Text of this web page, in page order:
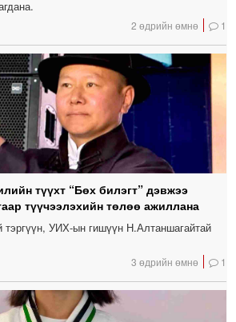
2 өдрийн өмнө 1
түүхт “Бөх билэгт” дэвжээ
түүчээлэхийн төлөө ажиллана
тэргүүн, УИХ-ын гишүүн Н.Алтаншагайтай
3 өдрийн өмнө 1